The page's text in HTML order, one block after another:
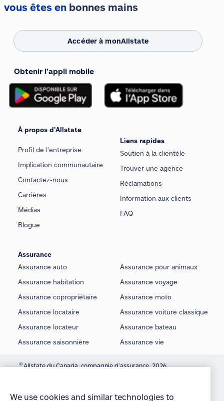
vous êtes en bonnes mains
Accéder à monAllstate
Obtenir l’appli mobile
À propos d’Allstate
Profil de l’entreprise
Implication communautaire
Contactez-nous
Carrières
Médias
Blogue
Liens rapides
Soutien à la clientèle
Trouver une agence
Réclamations
Information aux clients
FAQ
Assurance
Assurance auto
Assurance habitation
Assurance copropriétaire
Assurance locataire
Assurance locateur
Assurance saisonnière
Assurance pour animaux
Assurance voyage
Assurance moto
Assurance voiture classique
Assurance bateau
Assurance vie
©Allstate du Canada, compagnie d’assurance, 2026
É noncé sur la protection de la vie privée
We use cookies and similar technologies to